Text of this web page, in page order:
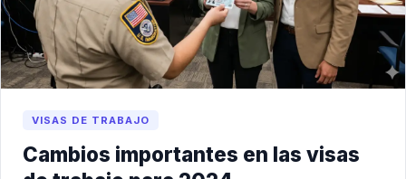
VISAS DE TRABAJO
Cambios importantes en las visas